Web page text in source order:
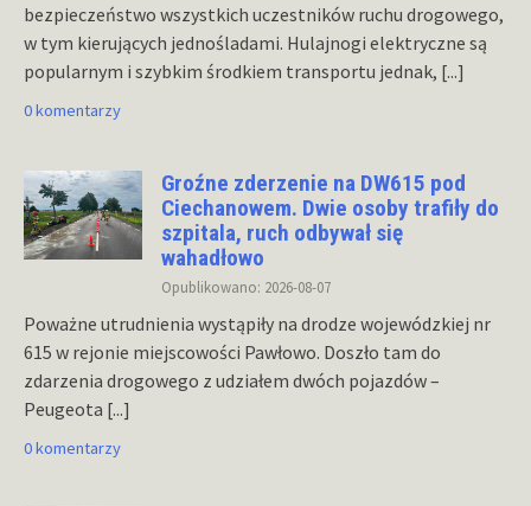
bezpieczeństwo wszystkich uczestników ruchu drogowego,
w tym kierujących jednośladami. Hulajnogi elektryczne są
popularnym i szybkim środkiem transportu jednak, [...]
0 komentarzy
Groźne zderzenie na DW615 pod
Ciechanowem. Dwie osoby trafiły do
szpitala, ruch odbywał się
wahadłowo
Opublikowano: 2026-08-07
Poważne utrudnienia wystąpiły na drodze wojewódzkiej nr
615 w rejonie miejscowości Pawłowo. Doszło tam do
zdarzenia drogowego z udziałem dwóch pojazdów –
Peugeota [...]
0 komentarzy